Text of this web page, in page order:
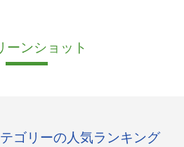
ーンショット
ゴリーの人気ランキング